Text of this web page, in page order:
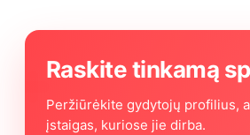
Raskite tinkamą
Peržiūrėkite gydytojų profilius,
įstaigas, kuriose jie dirba.